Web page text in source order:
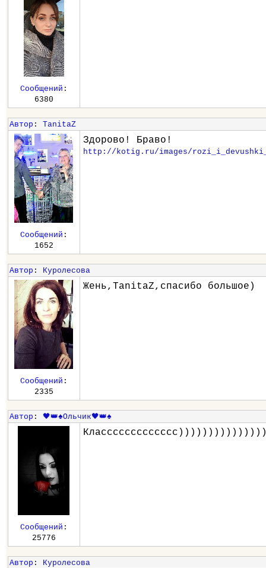
Сообщений :
6380
Автор : TanitaZ
Здорово! Браво!
http://kotig.ru/images/
Сообщений :
1652
Автор : Куролесова
Жень,TanitaZ,спасибо большое)
Сообщений :
2335
Автор : 🖤👑♠️Ольчик🖤👑♠️
Сообщений :
25776
Автор : Куролесова